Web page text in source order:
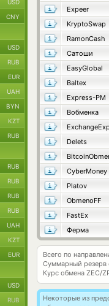
Expeer
KryptoSwap
RamonCash
Сатоши
EasyGlobal
Baltex
Express-PM
Вобменка
Delets
CyberMoney
Platov
ObmenoFF
FastEx
Ферма
Всего по
Суммарный резерв
Курс обмена ZEC/
Некоторые из
USD
CNY
USD
RUB
EUR
UAH
BYN
KZT
RUB
RUB
RUB
RUB
RUB
UAH
KZT
EUR
USD
RUB